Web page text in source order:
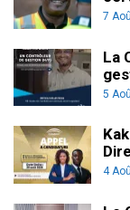
7
La
5
4